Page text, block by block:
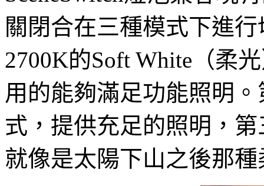
關閉合在三種模式下進
2700K的Soft White（柔
用的能夠滿足功能照明
式，提供充足的照明，
就像是太陽下山之後那